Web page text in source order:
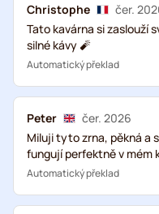
Christophe
čer.
Tato kavárna si zaslouží
silné kávy 🧨
Automatický překlad
Peter
čer. 2026
Miluji tyto zrna, pěkná a
fungují perfektně v mém
Automatický překlad